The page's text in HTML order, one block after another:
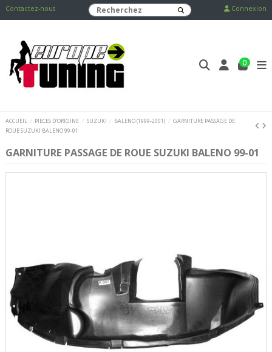
Contactez-nous Connexion
0
ACCUEIL PIECES D'ORIGINE SUZUKI BALENO (1999-2001)
GARNITURE PASSAGE DE
ROUE SUZUKI BALENO 99-01
GARNITURE PASSAGE DE ROUE SUZUKI BALENO 99-01